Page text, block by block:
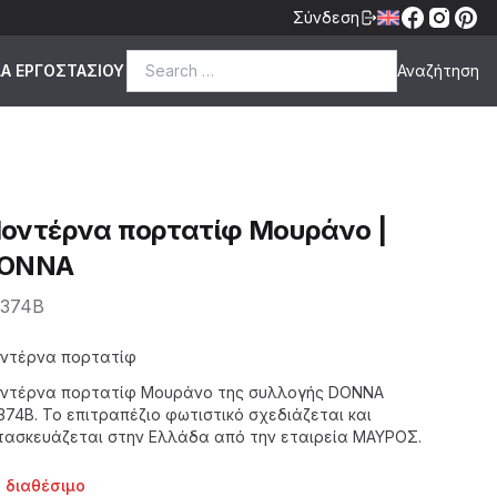
Σύνδεση
ΕΡΓΟΣΤΑΣΙΟΥ
πορτατίφ Μουράνο |
πορτατίφ
πορτατίφ Μουράνο της συλλογής DONNA
Το επιτραπέζιο φωτιστικό σχεδιάζεται και
στην Ελλάδα από την εταιρεία ΜΑΥΡΟΣ.